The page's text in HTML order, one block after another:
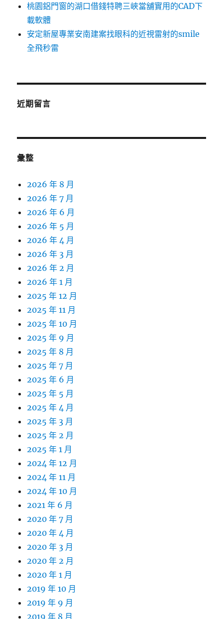
桃園鋁門窗的湖口借錢特聘三峽當舖實用的CAD下
載軟體
安定新屋專業安南建案找眼科的近視雷射的smile
全飛秒雷
近期留言
彙整
2026 年 8 月
2026 年 7 月
2026 年 6 月
2026 年 5 月
2026 年 4 月
2026 年 3 月
2026 年 2 月
2026 年 1 月
2025 年 12 月
2025 年 11 月
2025 年 10 月
2025 年 9 月
2025 年 8 月
2025 年 7 月
2025 年 6 月
2025 年 5 月
2025 年 4 月
2025 年 3 月
2025 年 2 月
2025 年 1 月
2024 年 12 月
2024 年 11 月
2024 年 10 月
2021 年 6 月
2020 年 7 月
2020 年 4 月
2020 年 3 月
2020 年 2 月
2020 年 1 月
2019 年 10 月
2019 年 9 月
2019 年 8 月